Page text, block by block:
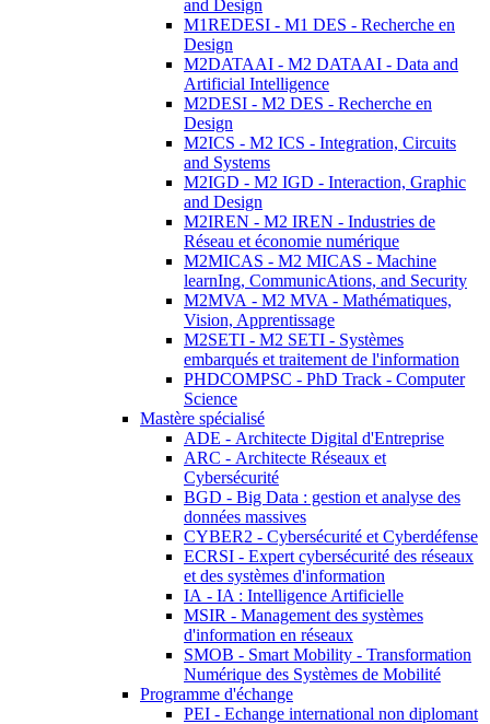
and Design
M1REDESI - M1 DES - Recherche en
Design
M2DATAAI - M2 DATAAI - Data and
Artificial Intelligence
M2DESI - M2 DES - Recherche en
Design
M2ICS - M2 ICS - Integration, Circuits
and Systems
M2IGD - M2 IGD - Interaction, Graphic
and Design
M2IREN - M2 IREN - Industries de
Réseau et économie numérique
M2MICAS - M2 MICAS - Machine
learnIng, CommunicAtions, and Security
M2MVA - M2 MVA - Mathématiques,
Vision, Apprentissage
M2SETI - M2 SETI - Systèmes
embarqués et traitement de l'information
PHDCOMPSC - PhD Track - Computer
Science
Mastère spécialisé
ADE - Architecte Digital d'Entreprise
ARC - Architecte Réseaux et
Cybersécurité
BGD - Big Data : gestion et analyse des
données massives
CYBER2 - Cybersécurité et Cyberdéfense
ECRSI - Expert cybersécurité des réseaux
et des systèmes d'information
IA - IA : Intelligence Artificielle
MSIR - Management des systèmes
d'information en réseaux
SMOB - Smart Mobility - Transformation
Numérique des Systèmes de Mobilité
Programme d'échange
PEI - Echange international non diplomant